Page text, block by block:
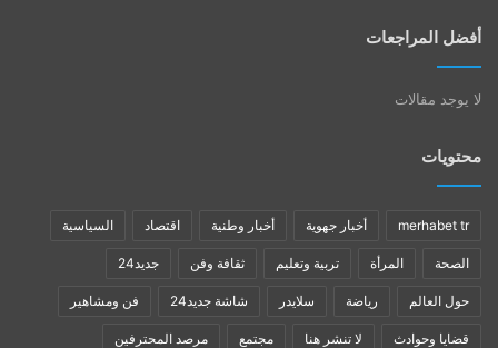
أفضل المراجعات
لا يوجد مقالات
محتويات
merhabet tr أخبار جهوية أخبار وطنية اقتصاد السياسية
الصحة المرأة تربية وتعليم ثقافة وفن جديد24
حول العالم رياضة سلايدر شاشة جديد24 فن ومشاهير
قضايا وحوادث لا تنشر هنا مجتمع مرصد المحترفين